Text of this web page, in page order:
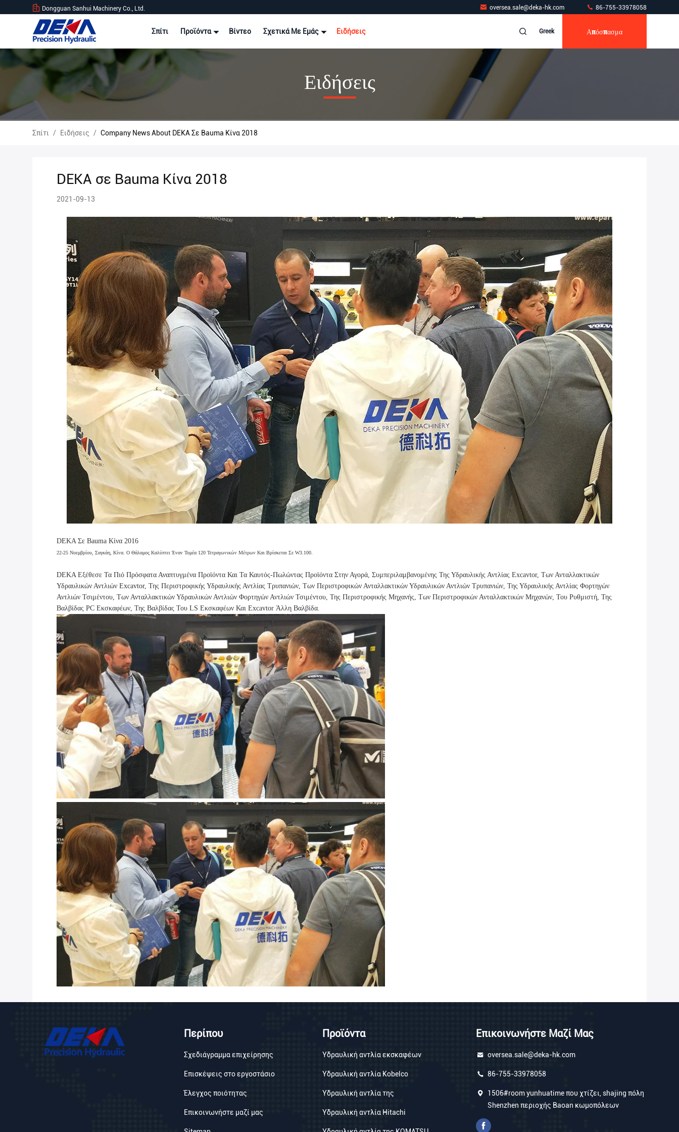
Dongguan Sanhui Machinery Co., Ltd. oversea.sale@deka-hk.com 86-755-33978058
Σπίτι Προϊόντα Βίντεο Σχετικά Με Εμάς Ειδήσεις Greek Απόσπασμα
Ειδήσεις
Σπίτι / Ειδήσεις / Company News About DEKA Σε Bauma Κίνα 2018
DEKA σε Bauma Κίνα 2018
2021-09-13
DEKA Σε Bauma Κίνα 2016
22-25 Νοεμβρίου, Σαγκάη, Κίνα. Ο Θάλαμος Καλύπτει Έναν Τομέα 120 Τετραγωνικών Μέτρων Και Βρίσκεται Σε W3.100.
DEKA Εξέθεσε Τα Πιό Πρόσφατα Αναπτυγμένα Προϊόντα Και Τα Καυτός-Πωλώντας Προϊόντα Στην Αγορά, Συμπεριλαμβανομένης Της Υδραυλικής Αντλίας Excavtor, Των Ανταλλακτικών
Υδραυλικών Αντλιών Excavtor, Της Περιστροφικής Υδραυλικής Αντλίας Τρυπανιών, Των Περιστροφικών Ανταλλακτικών Υδραυλικών Αντλιών Τρυπανιών, Της Υδραυλικής Αντλίας Φορτηγών
Αντλιών Τσιμέντου, Των Ανταλλακτικών Υδραυλικών Αντλιών Φορτηγών Αντλιών Τσιμέντου, Της Περιστροφικής Μηχανής, Των Περιστροφικών Ανταλλακτικών Μηχανών, Του Ρυθμιστή, Της
Βαλβίδας PC Εκσκαφέων, Της Βαλβίδας Του LS Εκσκαφέων Και Excavtor Άλλη Βαλβίδα.
Περίπου
Σχεδιάγραμμα επιχείρησης
Επισκέψεις στο εργοστάσιο
Έλεγχος ποιότητας
Επικοινωνήστε μαζί μας
Προϊόντα
Υδραυλική αντλία εκσκαφέων
Υδραυλική αντλία Kobelco
Υδραυλική αντλία της
Υδραυλική αντλία Hitachi
Επικοινωνήστε Μαζί Μας
oversea.sale@deka-hk.com
86-755-33978058
1506#room yunhuatime που χτίζει, shajing πόλη
Shenzhen περιοχής Baoan κωμοπόλεων